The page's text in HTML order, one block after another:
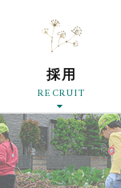
採用
RECRUIT